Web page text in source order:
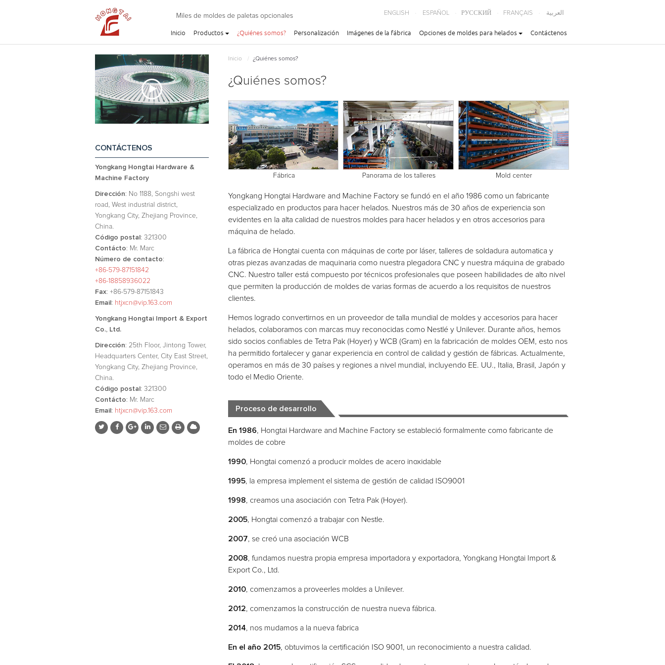
ENGLISH ESPAÑOL РУССКИЙ FRANÇAIS العربية Miles de moldes de paletas opcionales
Inicio Productos ¿Quiénes somos? Personalización Imágenes de la fábrica Opciones de moldes para helados Contáctenos
Inicio ¿Quiénes somos?
​¿Quiénes somos?
Fábrica Panorama de los talleres Mold center
Yongkang Hongtai Hardware and Machine Factory se fundó en el año 1986 como un fabricante
especializado en productos para hacer helados. Nuestros más de 30 años de experiencia son
evidentes en la alta calidad de nuestros moldes para hacer helados y en otros accesorios para
máquina de helado.
La fábrica de Hongtai cuenta con máquinas de corte por láser, talleres de soldadura automatica y
otras piezas avanzadas de maquinaria como nuestra plegadora CNC y nuestra máquina de grabado
CNC. Nuestro taller está compuesto por técnicos profesionales que poseen habilidades de alto nivel
que permiten la producción de moldes de varias formas de acuerdo a los requisitos de nuestros
clientes.
Hemos logrado convertirnos en un proveedor de talla mundial de moldes y accesorios para hacer
helados, colaboramos con marcas muy reconocidas como Nestlé y Unilever. Durante años, hemos
sido socios confiables de Tetra Pak (Hoyer) y WCB (Gram) en la fabricación de moldes OEM, esto nos
ha permitido fortalecer y ganar experiencia en control de calidad y gestión de fábricas. Actualmente,
operamos en más de 30 países y regiones a nivel mundial, incluyendo EE. UU., Italia, Brasil, Japón y
todo el Medio Oriente.
Proceso de desarrollo
En 1986, Hongtai Hardware and Machine Factory se estableció formalmente como fabricante de
moldes de cobre
1990, Hongtai comenzó a producir moldes de acero inoxidable
1995, la empresa implement el sistema de gestión de calidad ISO9001
1998, creamos una asociación con Tetra Pak (Hoyer).
2005, Hongtai comenzó a trabajar con Nestle.
2007, se creó una asociación WCB
2008, fundamos nuestra propia empresa importadora y exportadora, Yongkang Hongtai Import &
Export Co., Ltd.
2010, comenzamos a proveerles moldes a Unilever.
2012, comenzamos la construcción de nuestra nueva fábrica.
2014, nos mudamos a la nueva fabrica
En el año 2015, obtuvimos la certificación ISO 9001, un reconocimiento a nuestra calidad.
CONTÁCTENOS
Yongkang Hongtai Hardware &
Machine Factory
Dirección: No 1188, Songshi west
road, West industrial district,
Yongkang City, Zhejiang Province,
China.
Código postal : 321300
Contácto: Mr. Marc
Número de contacto:
+86-579-87151842
+86-18858936022
Fax: +86-579-87151843
Email : htjxcn@vip.163.com
Yongkang Hongtai Import & Export
Co., Ltd.
Dirección: 25th Floor, Jintong Tower,
Headquarters Center, City East Street,
Yongkang City, Zhejiang Province,
China.
Código postal : 321300
Contácto: Mr. Marc
Email : htjxcn@vip.163.com